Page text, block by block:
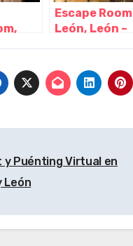
Escape Room
León, León –
y Puénting Virtual en
León